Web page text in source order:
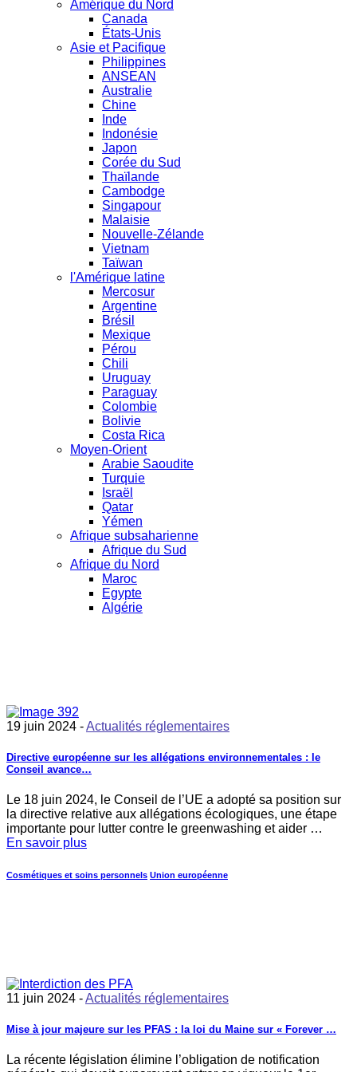
Amérique du Nord
Canada
États-Unis
Asie et Pacifique
Philippines
ANSEAN
Australie
Chine
Inde
Indonésie
Japon
Corée du Sud
Thaïlande
Cambodge
Singapour
Malaisie
Nouvelle-Zélande
Vietnam
Taïwan
l'Amérique latine
Mercosur
Argentine
Brésil
Mexique
Pérou
Chili
Uruguay
Paraguay
Colombie
Bolivie
Costa Rica
Moyen-Orient
Arabie Saoudite
Turquie
Israël
Qatar
Yémen
Afrique subsaharienne
Afrique du Sud
Afrique du Nord
Maroc
Egypte
Algérie
19 juin 2024 -Actualités réglementaires
Directive européenne sur les allégations environnementales : le
Conseil avance…
Le 18 juin 2024, le Conseil de l’UE a adopté sa position sur
la directive relative aux allégations écologiques, une étape
importante pour lutter contre le greenwashing et aider …
En savoir plus
Cosmétiques et soins personnels Union européenne
11 juin 2024 -Actualités réglementaires
Mise à jour majeure sur les PFAS : la loi du Maine sur « Forever …
La récente législation élimine l’obligation de notification